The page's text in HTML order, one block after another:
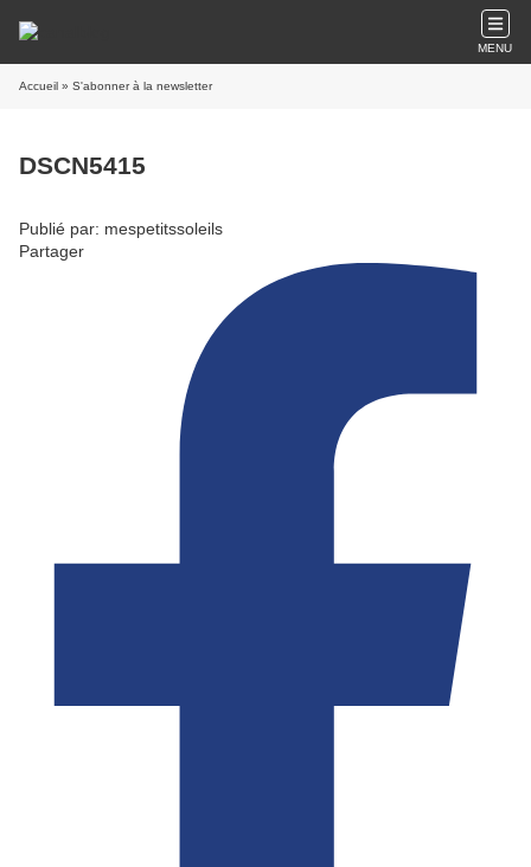
MENU
Accueil » S'abonner à la newsletter
DSCN5415
Publié par: mespetitssoleils
Partager